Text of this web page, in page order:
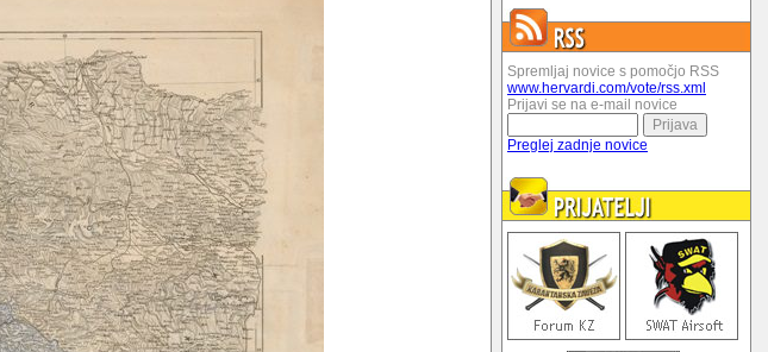
Spremljaj novice s pomočjo RSS
www.hervardi.com/vote/rss.xml
Prijavi se na e-mail novice
Preglej zadnje novice